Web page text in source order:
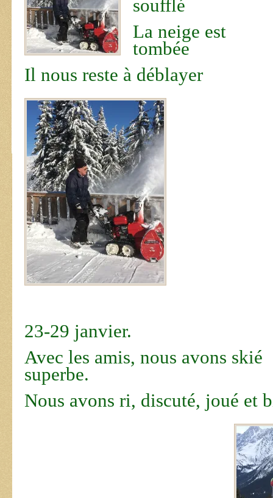
soufflé
La neige est
tombée
Il nous reste à déblayer
23-29 janvier.
Avec les amis, nous avons
superbe.
Nous avons ri, discuté, joué et